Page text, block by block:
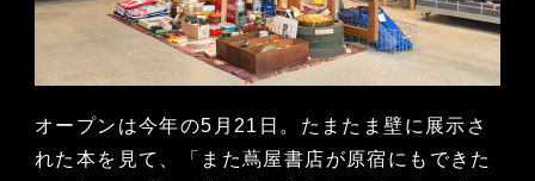
オープンは今年の5月21日。たまたま壁に展示さ
れた本を見て、「また蔦屋書店が原宿にもできた